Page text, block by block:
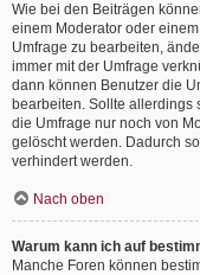
Wie bei den Beiträgen
einem Moderator oder
Umfrage zu bearbeiten,
immer mit der Umfrage
dann können Benutzer die
bearbeiten. Sollte allerdings
die Umfrage nur noch von
gelöscht werden. Dadurch
verhindert werden.
Nach oben
Warum kann ich auf
Manche Foren können